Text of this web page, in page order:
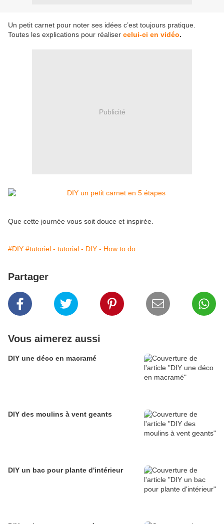
Un petit carnet pour noter ses idées c’est toujours pratique.
Toutes les explications pour réaliser celui-ci en vidéo.
Publicité
Que cette journée vous soit douce et inspirée.
#DIY #tutoriel - tutorial - DIY - How to do
Partager
Vous aimerez aussi
DIY une déco en macramé
DIY des moulins à vent geants
DIY un bac pour plante d'intérieur